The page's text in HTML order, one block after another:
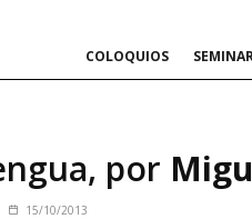
COLOQUIOS
por
15/10/2013